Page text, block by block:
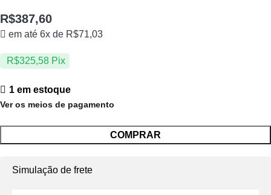
R$387,60
em até 6x de R$71,03
R$325,58 Pix
1 em estoque
Ver os meios de pagamento
COMPRAR
Simulação de frete